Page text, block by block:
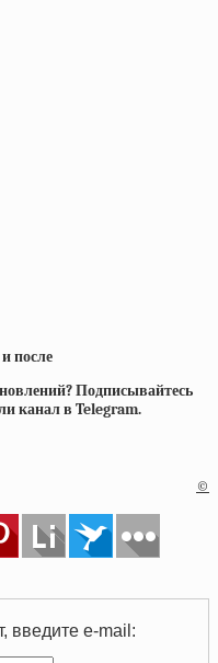
после
Подписывайтесь
канал в Telegram.
©
введите e-mail: